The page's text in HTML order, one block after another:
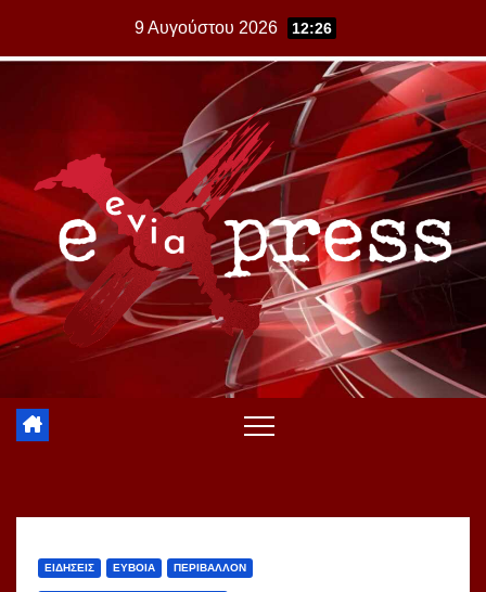
9 Αυγούστου 2026 12:26
ΕΙΔΗΣΕΙΣ ΕΥΒΟΙΑ ΠΕΡΙΒΑΛΛΟΝ